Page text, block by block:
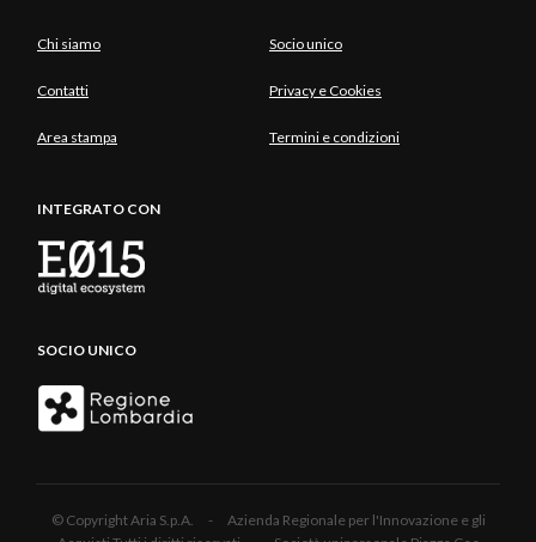
Chi siamo Socio unico
Contatti Privacy e Cookies
Area stampa Termini e condizioni
INTEGRATO CON
SOCIO UNICO
© Copyright Aria S.p.A. - Azienda Regionale per l'Innovazione e gli